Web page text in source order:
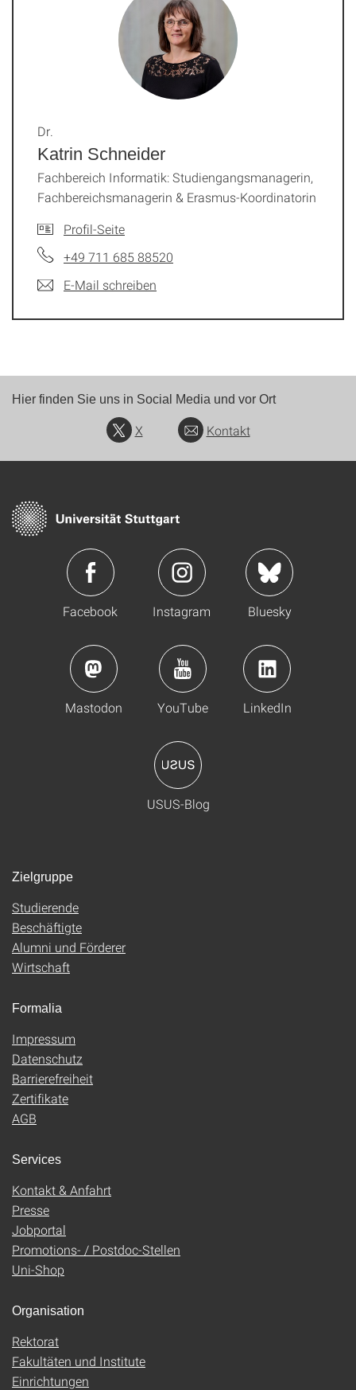
Katrin Schneider
Dr.
Fachbereich Informatik: Studiengangsmanagerin,
Fachbereichsmanagerin & Erasmus-Koordinatorin
Profil-Seite
+49 711 685 88520
E-Mail schreiben
Hier finden Sie uns in Social Media und vor Ort
X Kontakt
Facebook Instagram Bluesky
Mastodon YouTube LinkedIn
USUS-Blog
Zielgruppe
Studierende
Beschäftigte
Alumni und Förderer
Wirtschaft
Formalia
Impressum
Datenschutz
Barrierefreiheit
Zertifikate
AGB
Services
Kontakt & Anfahrt
Presse
Jobportal
Promotions- / Postdoc-Stellen
Uni-Shop
Organisation
Rektorat
Fakultäten und Institute
Einrichtungen